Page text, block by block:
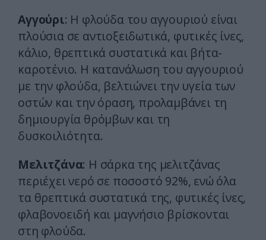
Αγγούρι: Η φλούδα του αγγουριού είναι
πλούσια σε αντιοξειδωτικά, φυτικές ίνες,
κάλιο, θρεπτικά συστατικά και βήτα-
καροτένιο. Η κατανάλωση του αγγουριού
με την φλούδα, βελτιώνει την υγεία των
οστών και την όραση, προλαμβάνει τη
δημιουργία θρόμβων και τη
δυσκοιλιότητα.
Μελιτζάνα: Η σάρκα της μελιτζάνας
περιέχει νερό σε ποσοστό 92%, ενώ όλα
τα θρεπτικά συστατικά της, φυτικές ίνες,
φλαβονοειδή και μαγνήσιο βρίσκονται
στη φλούδα.